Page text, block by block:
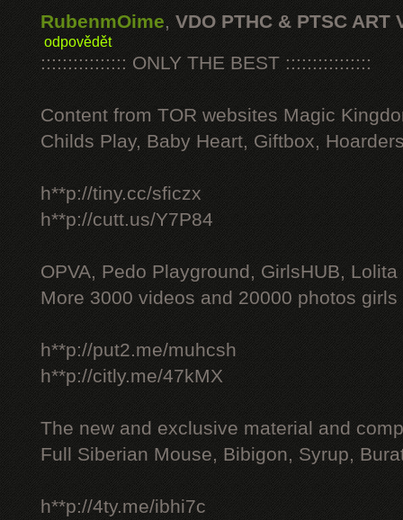
RubenmOime, VDO PTHC & PTSC ART
odpovědět
:::::::::::::::: ONLY THE BEST ::::::::::::::::
Content from TOR websites Magic
Childs Play, Baby Heart, Giftbox,
h**p://tiny.cc/sficzx
h**p://cutt.us/Y7P84
OPVA, Pedo Playground, GirlsHUB, Lolita
More 3000 videos and 20000 photos
h**p://put2.me/muhcsh
h**p://citly.me/47kMX
The new and exclusive material and
Full Siberian Mouse, Bibigon, Syrup,
h**p://4ty.me/ibhi7c